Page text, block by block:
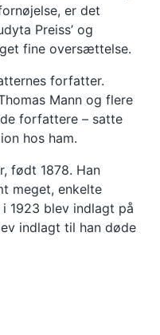
er det
Preiss’ og
fine oversættelse.
forfatter.
Mann og flere
forfattere – satte
hos ham.
født 1878. Han
meget, enkelte
1923 blev indlagt på
indlagt til han døde